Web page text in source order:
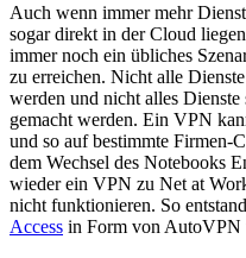
Auch wenn immer mehr
sogar direkt in der Cloud
immer noch ein übliches
zu erreichen. Nicht alle
werden und nicht alles
gemacht werden. Ein VPN
und so auf bestimmte Firmen-
dem Wechsel des Notebooks
wieder ein VPN zu Net at
nicht funktionieren. So
Access in Form von AutoVPN